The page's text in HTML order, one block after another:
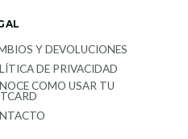
Y DEVOLUCIONES
DE PRIVACIDAD
COMO USAR TU